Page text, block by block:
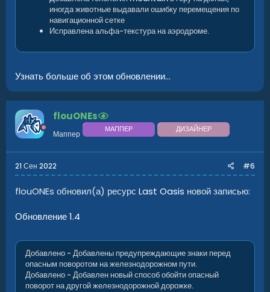
иногда животные выдавали ошибку перемещения по
навигационной сетке
Исправлена альфа-текстура на аэродроме.
Узнать больше об этом обновлении...
flouONEs
Маппер МАППЕР ДИЗАЙНЕР
21 Сен 2022 #6
flouONEs обновил(а) ресурс Last Oasis новой записью:
Обновление 1.4
Добавлено - Добавлены предупреждающие знаки перед
опасным поворотом на железнодорожном пути.
Добавлено - Добавлен новый способ обойти опасный
поворот на другой железнодорожной дорожке.